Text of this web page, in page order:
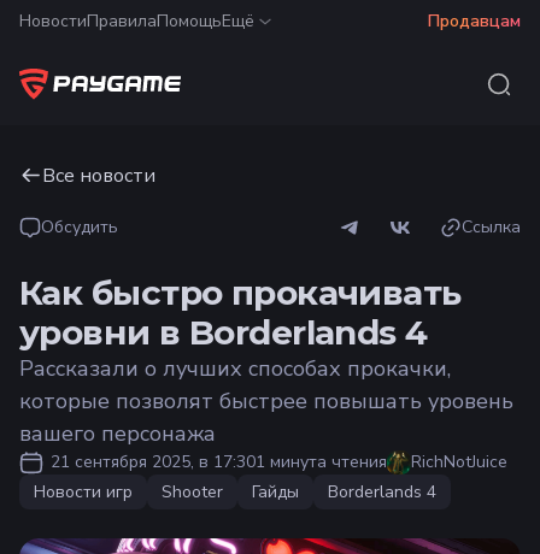
НовостиПравилаПомощьЕщё Продавцам
Все новости
Обсудить Ссылка
Как быстро прокачивать
уровни в Borderlands 4
Рассказали о лучших способах прокачки,
которые позволят быстрее повышать уровень
вашего персонажа
21 сентября 2025, в 17:301 минута чтения
RichNotJuice
Новости игр
Shooter Гайды Borderlands 4